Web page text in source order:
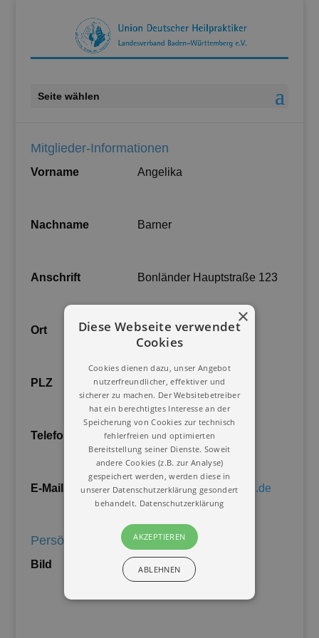
Seite wählen
Mitglieder-Informationen
Vorname Angelika
Nachname Barner
Anschrift Bonländer Hauptstraße 123
Ort Filderstadt
PLZ 70794
Telefon 0711/7825605
E-Mail info@zentrumharmonie.de
Persönliche Informationen
Bild
Diese Webseite verwendet
Cookies
Cookies dienen dazu, unser Angebot
nutzerfreundlicher, effektiver und
sicherer zu machen. Der Websitebetreiber
hat ein berechtigtes Interesse an der
Speicherung von Cookies zur technisch
fehlerfreien und optimierten
Bereitstellung seiner Dienste. Soweit
andere Cookies (z.B. zur Analyse)
gespeichert werden, werden diese in
unserer Datenschutzerklärung gesondert
behandelt. Datenschutzerklärung
AKZEPTIEREN
ABLEHNEN
×